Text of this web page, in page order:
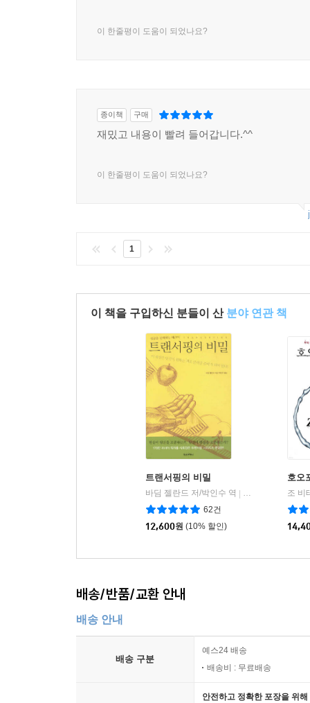
이 한줄평이 도움이 되었나요?
종이책 구매
재밌고 내용이 빨려 들어갑니다.^^
이 한줄평이 도움이 되었나요?
1
이 책을 구입하신 분들이 산 분야 연관 책
트랜서핑의 비밀
바딤 젤란드 저/박인수 역
정신세계사
62건
12,600원 (10% 할인)
호오
배송/반품/교환 안내
배송 안내
배송 구분
예스24 배송
배송비 : 무료배송
안전하고 정확한 포장을 위